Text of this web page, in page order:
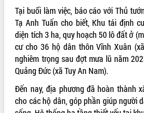
VIDEO
Tại buổi làm việc, báo cáo với Thủ
Tạ Anh Tuấn cho biết, Khu tái định
diện tích 3 ha, quy hoạch 50 lô đất ở
cư cho 36 hộ dân thôn Vĩnh Xuân
nghiêm trọng sau đợt mưa lũ năm
Quảng Đức (xã Tuy An Nam).
Đến nay, địa phương đã hoàn thành
cho các hộ dân, góp phần giúp người